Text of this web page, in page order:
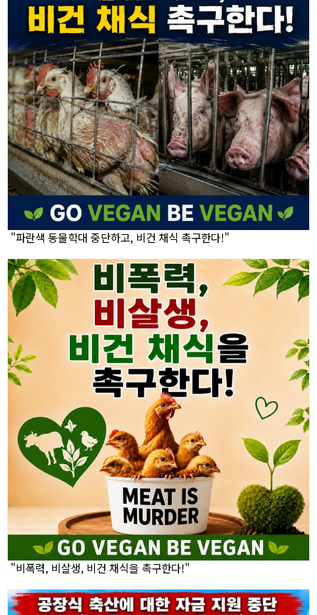
"파란색 동물학대 중단하고, 비건 채식 촉구한다!"
"비폭력, 비살생, 비건 채식을 촉구한다!"